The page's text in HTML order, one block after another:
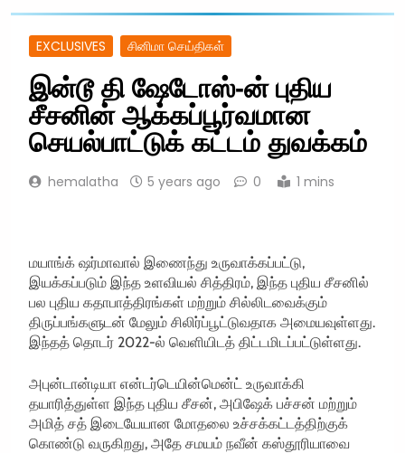
EXCLUSIVES சினிமா செய்திகள்
இன்டூ தி ஷேடோஸ்-ன் புதிய
சீசனின் ஆக்கப்பூர்வமான
செயல்பாட்டுக் கட்டம் துவக்கம்
hemalatha 5 years ago 0 1 mins
மயாங்க் ஷர்மாவால் இணைந்து உருவாக்கப்பட்டு,
இயக்கப்படும் இந்த உளவியல் சித்திரம், இந்த புதிய சீசனில்
பல புதிய கதாபாத்திரங்கள் மற்றும் சில்லிடவைக்கும்
திருப்பங்களுடன் மேலும் சிலிர்ப்பூட்டுவதாக அமையவுள்ளது.
இந்தத் தொடர் 2022-ல் வெளியிடத் திட்டமிடப்பட்டுள்ளது.
அபுன்டான்டியா என்டர்டெயின்மென்ட் உருவாக்கி
தயாரித்துள்ள இந்த புதிய சீசன், அபிஷேக் பச்சன் மற்றும்
அமித் சத் இடையேயான மோதலை உச்சக்கட்டத்திற்குக்
கொண்டு வருகிறது, அதே சமயம் நவீன் கஸ்தூரியாவை